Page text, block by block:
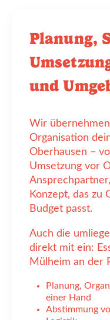
Planung,
und
Wir
Organisation
Oberhausen –
Umsetzung vor
Konzept, das zu
Budget passt.
Auch die
direkt mit ein:
Mülheim an der
Planung,
einer Hand
Abstimmung